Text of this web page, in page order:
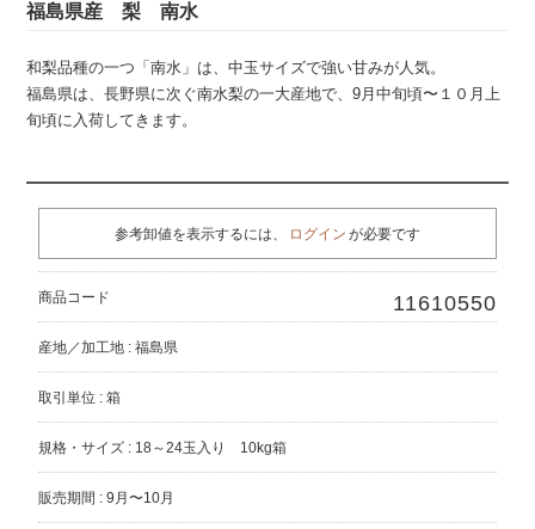
福島県産 梨 南水
和梨品種の一つ「南水」は、中玉サイズで強い甘みが人気。
福島県は、長野県に次ぐ南水梨の一大産地で、9月中旬頃〜１０月上
旬頃に入荷してきます。
参考卸値を表示するには、 ログイン が必要です
商品コード 11610550
産地／加工地 : 福島県
取引単位 : 箱
規格・サイズ : 18～24玉入り 10kg箱
販売期間 : 9月〜10月